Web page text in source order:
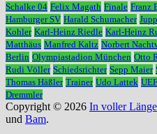
Schalke 04 Felix Magath Finale Franz
Hamburger SV Harald Schumacher
Kohler Karl-Heinz Riedle Karl-Heinz
Matthäus Manfred Kaltz Norbert
Berlin Olympiastadion München Otto
Rudi Völler Schiedsrichter Sepp Maier
Thomas Häßler Trainer Udo Lattek
Dremmler
Copyright © 2026 In voller Länge
und Bam.